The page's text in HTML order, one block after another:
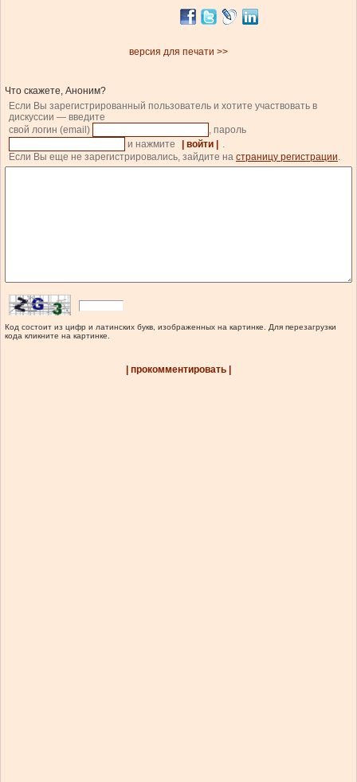
версия для печати >>
Что скажете, Аноним?
Если Вы зарегистрированный пользователь и хотите участвовать в
дискуссии — введите
свой логин (email)
, пароль
и нажмите
| войти |
.
Если Вы еще не зарегистрировались, зайдите на страницу регистрации.
Код состоит из цифр и латинских букв, изображенных на картинке. Для перезагрузки
кода кликните на картинке.
| прокомментировать |